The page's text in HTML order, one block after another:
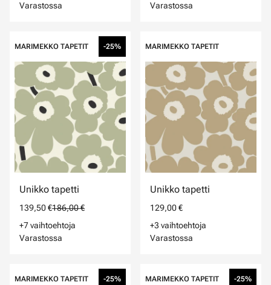
Varastossa
Varastossa
MARIMEKKO TAPETIT -25%
Unikko tapetti
139,50 €186,00 €
+7 vaihtoehtoja
Varastossa
MARIMEKKO TAPETIT
Unikko tapetti
129,00 €
+3 vaihtoehtoja
Varastossa
MARIMEKKO TAPETIT -25% MARIMEKKO TAPETIT -25%